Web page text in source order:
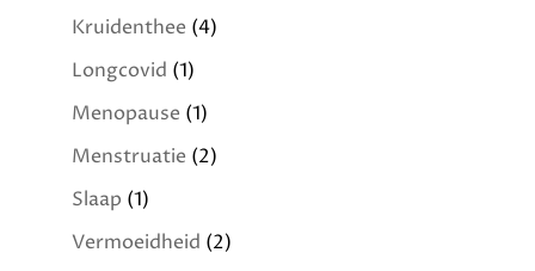
Kruidenthee (4)
Longcovid (1)
Menopause (1)
Menstruatie (2)
Slaap (1)
Vermoeidheid (2)